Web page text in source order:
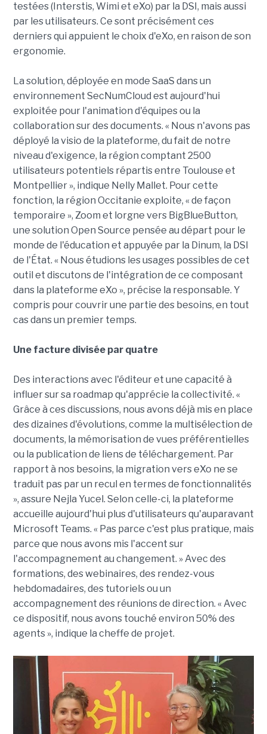
testées (Interstis, Wimi et eXo) par la DSI, mais aussi
par les utilisateurs. Ce sont précisément ces
derniers qui appuient le choix d'eXo, en raison de son
ergonomie.
La solution, déployée en mode SaaS dans un
environnement SecNumCloud est aujourd'hui
exploitée pour l'animation d'équipes ou la
collaboration sur des documents. « Nous n'avons pas
déployé la visio de la plateforme, du fait de notre
niveau d'exigence, la région comptant 2500
utilisateurs potentiels répartis entre Toulouse et
Montpellier », indique Nelly Mallet. Pour cette
fonction, la région Occitanie exploite, « de façon
temporaire », Zoom et lorgne vers BigBlueButton,
une solution Open Source pensée au départ pour le
monde de l'éducation et appuyée par la Dinum, la DSI
de l'État. « Nous étudions les usages possibles de cet
outil et discutons de l'intégration de ce composant
dans la plateforme eXo », précise la responsable. Y
compris pour couvrir une partie des besoins, en tout
cas dans un premier temps.
Une facture divisée par quatre
Des interactions avec l'éditeur et une capacité à
influer sur sa roadmap qu'apprécie la collectivité. «
Grâce à ces discussions, nous avons déjà mis en place
des dizaines d'évolutions, comme la multisélection de
documents, la mémorisation de vues préférentielles
ou la publication de liens de téléchargement. Par
rapport à nos besoins, la migration vers eXo ne se
traduit pas par un recul en termes de fonctionnalités
», assure Nejla Yucel. Selon celle-ci, la plateforme
accueille aujourd'hui plus d'utilisateurs qu'auparavant
Microsoft Teams. « Pas parce c'est plus pratique, mais
parce que nous avons mis l'accent sur
l'accompagnement au changement. » Avec des
formations, des webinaires, des rendez-vous
hebdomadaires, des tutoriels ou un
accompagnement des réunions de direction. « Avec
ce dispositif, nous avons touché environ 50% des
agents », indique la cheffe de projet.